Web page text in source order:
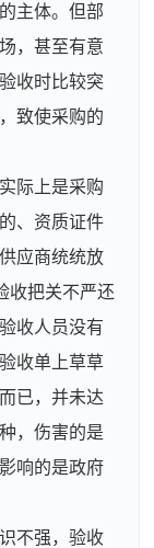
主体。但部
，甚至有意
收时比较突
致使采购的
际上是采购
、资质证件
应商统统放
收把关不严还
收人员没有
收单上草草
已，并未达
，伤害的是
响的是政府
不强，验收